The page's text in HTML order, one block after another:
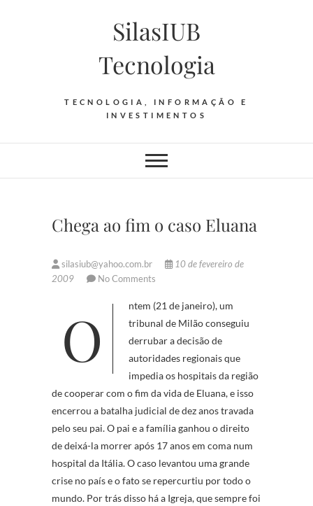
SilasIUB
Tecnologia
TECNOLOGIA, INFORMAÇÃO E
INVESTIMENTOS
Chega ao fim o caso Eluana
silasiub@yahoo.com.br
10 de fevereiro de
2009
No Comments
Ontem (21 de janeiro), um
tribunal de Milão conseguiu
derrubar a decisão de
autoridades regionais que
impedia os hospitais da região
de cooperar com o fim da vida de Eluana, e isso
encerrou a batalha judicial de dez anos travada
pelo seu pai. O pai e a família ganhou o direito
de deixá-la morrer após 17 anos em coma num
hospital da Itália. O caso levantou uma grande
crise no país e o fato se repercurtiu por todo o
mundo. Por trás disso há a Igreja, que sempre foi